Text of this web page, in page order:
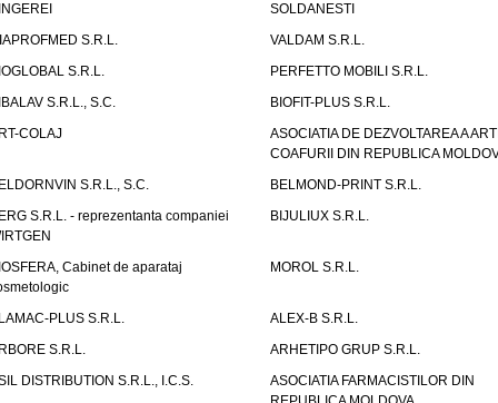
SOLDANESTI
S.R.L.
VALDAM S.R.L.
S.R.L.
PERFETTO MOBILI S.R.L.
S.R.L., S.C.
BIOFIT-PLUS S.R.L.
COLAJ
ASOCIATIA DE DEZVOLTAREA A
COAFURII DIN REPUBLICA
S.R.L., S.C.
BELMOND-PRINT S.R.L.
S.R.L. - reprezentanta companiei
BIJULIUX S.R.L.
Cabinet de aparataj
MOROL S.R.L.
PLUS S.R.L.
ALEX-B S.R.L.
S.R.L.
ARHETIPO GRUP S.R.L.
DISTRIBUTION S.R.L., I.C.S.
ASOCIATIA FARMACISTILOR DIN